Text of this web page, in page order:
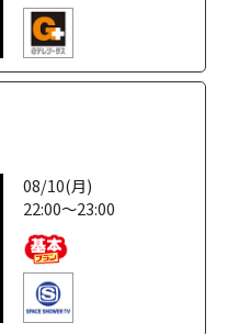
08/10(月)
22:00～23:00